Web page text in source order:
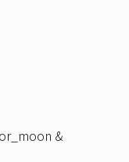
&